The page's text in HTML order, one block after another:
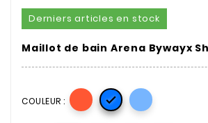
Derniers articles en stock
Maillot de bain Arena Bywayx
COULEUR : 